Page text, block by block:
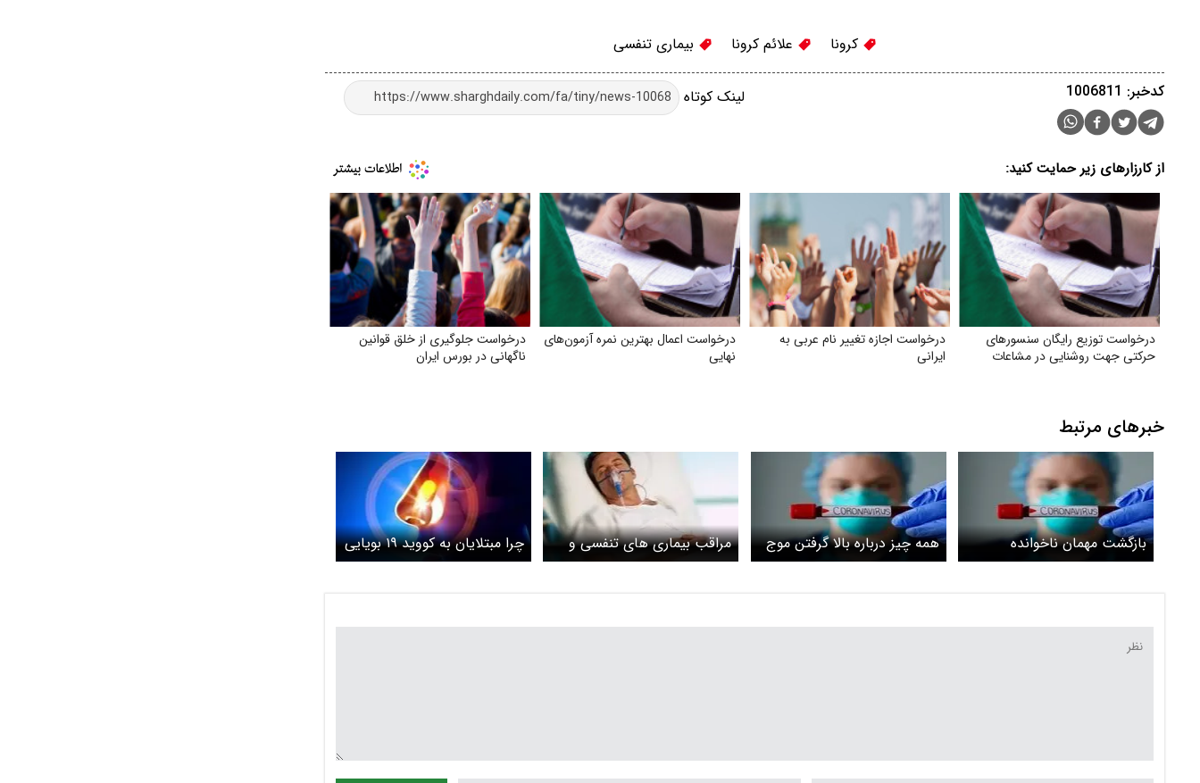
کرونا علائم کرونا بیماری تنفسی
لینک کوتاه کدخبر: 1006811
از کارزارهای زیر حمایت کنید:
درخواست توزیع رایگان سنسورهای
حرکتی جهت روشنایی در مشاعات
درخواست اجازه تغییر نام عربی به
ایرانی
درخواست اعمال بهترین نمره آزمون‌های
نهایی
درخواست جلوگیری از خلق قوانین
ناگهانی در بورس ایران
خبرهای مرتبط
بازگشت مهمان ناخوانده
همه چیز درباره بالا گرفتن موج
کرونا در ایران؛ سویه جدید در
مراقب بیماری های تنفسی و
کرونا باشید
چرا مبتلایان به کووید ۱۹ بویایی
خود را از دست می‌دهند؟